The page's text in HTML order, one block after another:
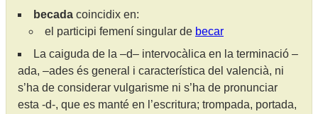
becada coincidix en:
el participi femení singular de becar
La caiguda de la –d– intervocàlica en la terminació –
ada, –ades és general i característica del valencià, ni
s’ha de considerar vulgarisme ni s’ha de pronunciar
esta -d-, que es manté en l’escritura; trompada, portada,